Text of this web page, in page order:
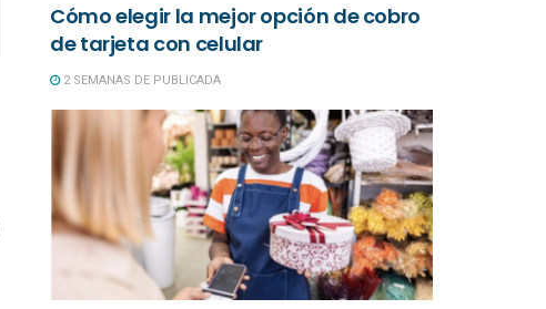
Cómo elegir la mejor opción de cobro
de tarjeta con celular
2 SEMANAS DE PUBLICADA